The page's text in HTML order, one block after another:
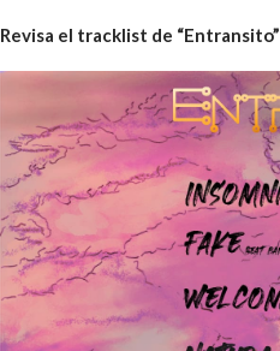
Revisa el tracklist de “Entransito”